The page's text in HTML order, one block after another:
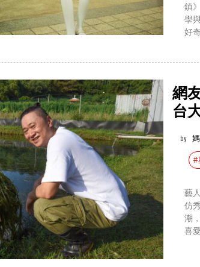
鎮
學
好
網
台
by
#
藝
仿
潮
喜愛